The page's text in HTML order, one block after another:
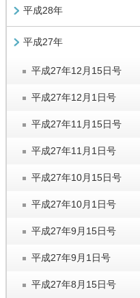
平成28年
平成27年
平成27年12月15日号
平成27年12月1日号
平成27年11月15日号
平成27年11月1日号
平成27年10月15日号
平成27年10月1日号
平成27年9月15日号
平成27年9月1日号
平成27年8月15日号